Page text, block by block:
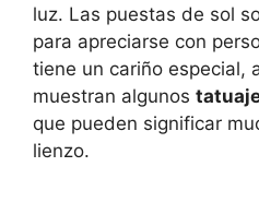
luz. Las puestas de sol
para apreciarse con
tiene un cariño especial,
muestran algunos
que pueden significar
lienzo.